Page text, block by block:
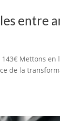
entre
Mettons
de la